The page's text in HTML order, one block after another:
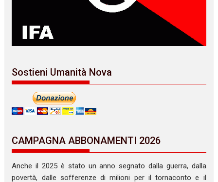
Sostieni Umanità Nova
CAMPAGNA ABBONAMENTI 2026
Anche il 2025 è stato un anno segnato dalla guerra, dalla
povertà, dalle sofferenze di milioni per il tornaconto e il